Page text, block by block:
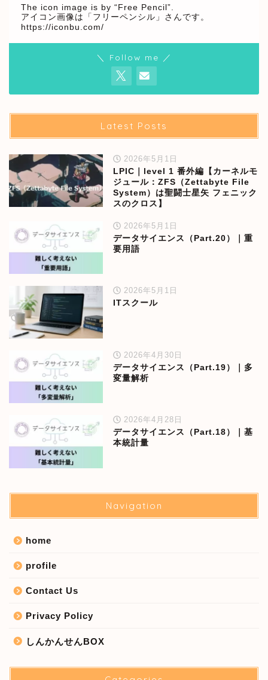
The icon image is by “Free Pencil”.
アイコン画像は「フリーペンシル」さんです。
https://iconbu.com/
＼ Follow me ／
Latest Posts
2026年5月1日
LPIC｜level 1 番外編【カーネルモ
ジュール：ZFS（Zettabyte File
System）は聖闘士星矢 フェニック
スのクロス】
2026年5月1日
データサイエンス（Part.20）｜重
要用語
2026年5月1日
ITスクール
2026年4月30日
データサイエンス（Part.19）｜多
変量解析
2026年4月28日
データサイエンス（Part.18）｜基
本統計量
Navigation
home
profile
Contact Us
Privacy Policy
しんかんせんBOX